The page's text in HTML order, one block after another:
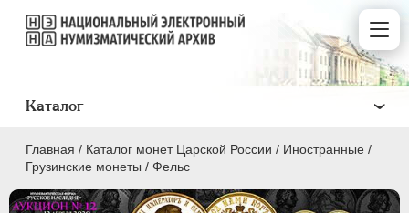
Главная / Каталог монет Царской России / Иностранные /
Грузинские монеты / Фельс
Каталог